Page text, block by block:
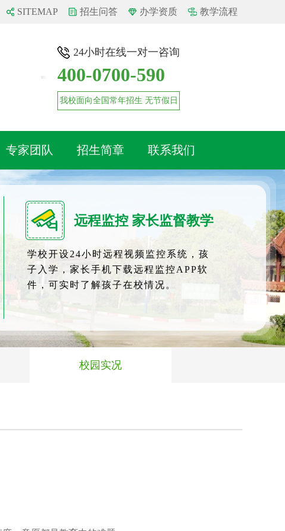
SITEMAP 招生问答 办学资质 教学流程
24小时在线一对一咨询
400-0700-590
我校面向全国常年招生 无节假日
专家团队 招生简章 联系我们
远程监控 家长监督教学
学校开设24小时远程视频监控系统，孩
子入学，家长手机下载远程监控APP软
件，可实时了解孩子在校情况。
校园实况